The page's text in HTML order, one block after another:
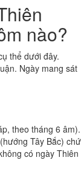
nào?
thể dưới đây.
Ngày mang sát
theo tháng 6 âm).
(hướng Tây Bắc) chứ
có ngày Thiên